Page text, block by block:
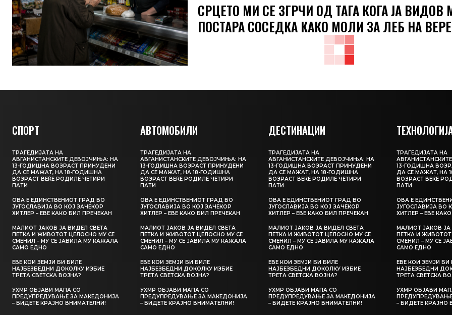
СРЦЕТО МИ СЕ ЗГРЧИ ОД ТАГА КОГА ЈА ВИДОВ
ПОСТАРА СОСЕДКА КАКО МОЛИ ЗА ЛЕБ НА
СПОРТ
ТРАГЕДИЈАТА НА
АВГАНИСТАНСКИТЕ ДЕВОЈЧИЊА: НА
13-ГОДИШНА ВОЗРАСТ ПРИНУДЕНИ
ДА СЕ МАЖАТ, НА 18-ГОДИШНА
ВОЗРАСТ ВЕЌЕ РОДИЛЕ ЧЕТИРИ
ПАТИ
ОВА Е ЕДИНСТВЕНИОТ ГРАД ВО
ЈУГОСЛАВИЈА ВО КОЈ ЗАЧЕКОР
ХИТЛЕР – ЕВЕ КАКО БИЛ ПРЕЧЕКАН
МАЛИОТ ЈАКОВ ЈА ВИДЕЛ СВЕТА
ПЕТКА И ЖИВОТОТ ЦЕЛОСНО МУ СЕ
СМЕНИЛ – МУ СЕ ЈАВИЛА МУ КАЖАЛА
САМО ЕДНО
ЕВЕ КОИ ЗЕМЈИ БИ БИЛЕ
НАЈБЕЗБЕДНИ ДОКОЛКУ ИЗБИЕ
ТРЕТА СВЕТСКА ВОЈНА?
УХМР ОБЈАВИ МАПА СО
ПРЕДУПРЕДУВАЊЕ ЗА МАКЕДОНИЈА
– БИДЕТЕ КРАЈНО ВНИМАТЕЛНИ!
АВТОМОБИЛИ
ТРАГЕДИЈАТА НА
АВГАНИСТАНСКИТЕ ДЕВОЈЧИЊА: НА
13-ГОДИШНА ВОЗРАСТ ПРИНУДЕНИ
ДА СЕ МАЖАТ, НА 18-ГОДИШНА
ВОЗРАСТ ВЕЌЕ РОДИЛЕ ЧЕТИРИ
ПАТИ
ОВА Е ЕДИНСТВЕНИОТ ГРАД ВО
ЈУГОСЛАВИЈА ВО КОЈ ЗАЧЕКОР
ХИТЛЕР – ЕВЕ КАКО БИЛ ПРЕЧЕКАН
МАЛИОТ ЈАКОВ ЈА ВИДЕЛ СВЕТА
ПЕТКА И ЖИВОТОТ ЦЕЛОСНО МУ СЕ
СМЕНИЛ – МУ СЕ ЈАВИЛА МУ КАЖАЛА
САМО ЕДНО
ЕВЕ КОИ ЗЕМЈИ БИ БИЛЕ
НАЈБЕЗБЕДНИ ДОКОЛКУ ИЗБИЕ
ТРЕТА СВЕТСКА ВОЈНА?
УХМР ОБЈАВИ МАПА СО
ПРЕДУПРЕДУВАЊЕ ЗА МАКЕДОНИЈА
– БИДЕТЕ КРАЈНО ВНИМАТЕЛНИ!
ДЕСТИНАЦИИ
ТРАГЕДИЈАТА НА
АВГАНИСТАНСКИТЕ ДЕВОЈЧИЊА: НА
13-ГОДИШНА ВОЗРАСТ ПРИНУДЕНИ
ДА СЕ МАЖАТ, НА 18-ГОДИШНА
ВОЗРАСТ ВЕЌЕ РОДИЛЕ ЧЕТИРИ
ПАТИ
ОВА Е ЕДИНСТВЕНИОТ ГРАД ВО
ЈУГОСЛАВИЈА ВО КОЈ ЗАЧЕКОР
ХИТЛЕР – ЕВЕ КАКО БИЛ ПРЕЧЕКАН
МАЛИОТ ЈАКОВ ЈА ВИДЕЛ СВЕТА
ПЕТКА И ЖИВОТОТ ЦЕЛОСНО МУ СЕ
СМЕНИЛ – МУ СЕ ЈАВИЛА МУ КАЖАЛА
САМО ЕДНО
ЕВЕ КОИ ЗЕМЈИ БИ БИЛЕ
НАЈБЕЗБЕДНИ ДОКОЛКУ ИЗБИЕ
ТРЕТА СВЕТСКА ВОЈНА?
УХМР ОБЈАВИ МАПА СО
ПРЕДУПРЕДУВАЊЕ ЗА МАКЕДОНИЈА
– БИДЕТЕ КРАЈНО ВНИМАТЕЛНИ!
ТРАГЕДИЈАТА НА
13-ГОДИШНА
ДА СЕ МАЖАТ, НА
ВОЗРАСТ ВЕЌЕ
ПАТИ
ОВА Е
ЈУГОСЛАВИЈА ВО
ХИТЛЕР – ЕВЕ
МАЛИОТ ЈАКОВ
ПЕТКА И
СМЕНИЛ – МУ СЕ
САМО ЕДНО
ЕВЕ КОИ ЗЕМЈИ БИ
НАЈБЕЗБЕДНИ
ТРЕТА СВЕТСКА
УХМР ОБЈАВИ
– БИДЕТЕ КРАЈНО